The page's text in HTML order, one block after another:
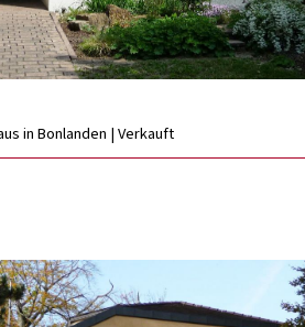
in Bonlanden | Verkauft